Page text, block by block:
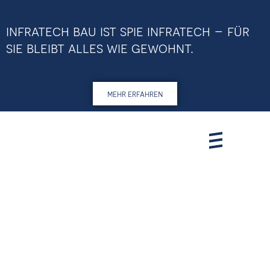
infratech bau ist spie infratech – für
sie bleibt alles wie gewohnt.
mehr erfahren